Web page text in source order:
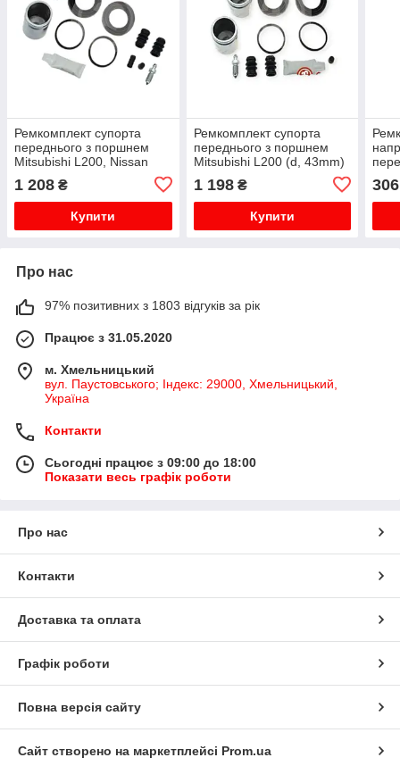
Ремкомплект супорта
переднього з поршнем
Mitsubishi L200, Nissan
Maxima, Subaru Forester
(d, 43mm) 97- AUTOFREN
SEINSA
1 208 ₴
Купити
Ремкомплект супорта
переднього з поршнем
Mitsubishi L200 (d, 43mm)
1 198₴
Купити
05)
306
Про нас
97% позитивних з 1803 відгуків за рік
Працює з 31.05.2020
м. Хмельницький
вул. Паустовського; Індекс: 29000, Хмельницький,
Україна
Контакти
Сьогодні працює з 09:00 до 18:00
Показати весь графік роботи
Про нас
Контакти
Доставка та оплата
Графік роботи
Повна версія сайту
Сайт створено на маркетплейсі Prom.ua